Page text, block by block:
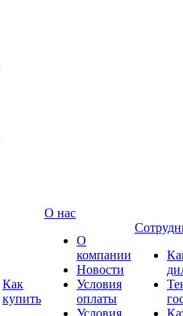
Как
купить
О нас
О
компании
Новости
Условия
оплаты
Условия